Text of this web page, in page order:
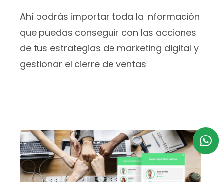
Ahí podrás importar toda la información
que puedas conseguir con las acciones
de tus estrategias de marketing digital y
gestionar el cierre de ventas.